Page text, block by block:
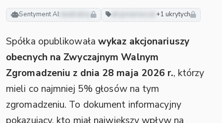
Sentyment AI: neutralny +1 ukrytych
Spółka opublikowała wykaz akcjonariuszy
obecnych na Zwyczajnym Walnym
Zgromadzeniu z dnia 28 maja 2026 r., którzy
mieli co najmniej 5% głosów na tym
zgromadzeniu. To dokument informacyjny